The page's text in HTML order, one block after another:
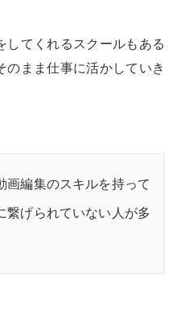
してくれるスクールもある
のまま仕事に活かしていき
画編集のスキルを持って
繋げられていない人が多